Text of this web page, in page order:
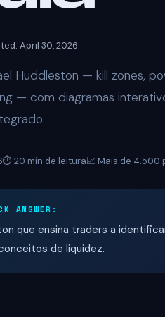
April 30, 2026
Huddleston — kill zones,
— com diagramas
⏱️ 20 min de leitura📈 Mais de 4.500
ANSWER:
que ensina traders a
de liquidez.